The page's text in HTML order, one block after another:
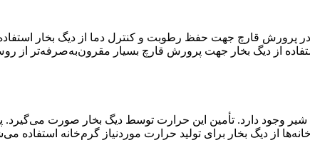
پرورش قارچ جهت حفظ رطوبت و کنترل دما از دیگ بخار
از دیگ بخار جهت پرورش قارچ بسیار مقرون‌به‌صرفه‌تر از
وجود دارد. تأمین این حرارت توسط دیگ بخار صورت می‌گیرد.
از دیگ بخار برای تولید حرارت موردنیاز گرم‌خانه استفاده